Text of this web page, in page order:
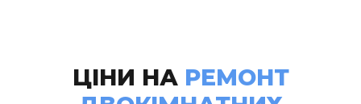
ЦІНИ НА РЕМОНТ